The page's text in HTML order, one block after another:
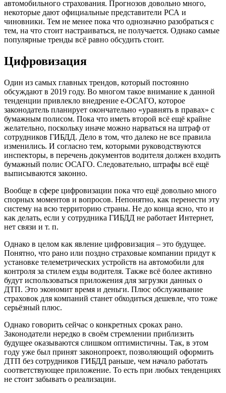
автомобильного страхования. Прогнозов довольно много,
некоторые дают официальные представители РСА и
чиновники. Тем не менее пока что однозначно разобраться с
тем, на что стоит настраиваться, не получается. Однако самые
популярные тренды всё равно обсудить стоит.
Цифровизация
Один из самых главных трендов, который постоянно
обсуждают в 2019 году. Во многом такое внимание к данной
тенденции привлекло внедрение е-ОСАГО, которое
законодатель планирует окончательно «уравнять в правах» с
бумажным полисом. Пока что иметь второй всё ещё крайне
желательно, поскольку иначе можно нарваться на штраф от
сотрудников ГИБДД. Дело в том, что далеко не все правила
изменились. И согласно тем, которыми руководствуются
инспекторы, в перечень документов водителя должен входить
бумажный полис ОСАГО. Следовательно, штрафы всё ещё
выписываются законно.
Вообще в сфере цифровизации пока что ещё довольно много
спорных моментов и вопросов. Непонятно, как перенести эту
систему на всю территорию страны. Не до конца ясно, что и
как делать, если у сотрудника ГИБДД не работает Интернет,
нет связи и т. п.
Однако в целом как явление цифровизация – это будущее.
Понятно, что рано или поздно страховые компании придут к
установке телеметрических устройств на автомобили для
контроля за стилем езды водителя. Также всё более активно
будут использоваться приложения для загрузки данных о
ДТП. Это экономит время и деньги. Плюс обслуживание
страховок для компаний станет обходиться дешевле, что тоже
серьёзный плюс.
Однако говорить сейчас о конкретных сроках рано.
Законодатели нередко в своём стремлении приблизить
будущее оказываются слишком оптимистичны. Так, в этом
году уже был принят законопроект, позволяющий оформить
ДТП без сотрудников ГИБДД раньше, чем начало работать
соответствующее приложение. То есть при любых тенденциях
не стоит забывать о реализации.